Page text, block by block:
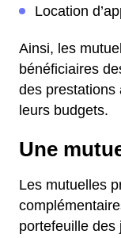
Location
Ainsi, les
bénéficiaires
des prestations
leurs budgets.
Une
Les mutuelles
portefeuille des